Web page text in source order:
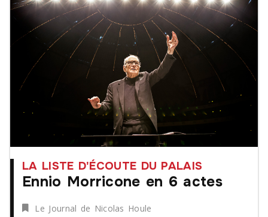
LA LISTE D'ÉCOUTE DU PALAIS
Ennio Morricone en 6 actes
Le Journal de Nicolas Houle